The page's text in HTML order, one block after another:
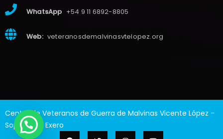
WhatsApp +54 9 11 6892-8805
Web: veteranosdemalvinasvtelopez.org
Centro de Veteranos de Guerra de Malvinas Vicente López -
Soporte deExero